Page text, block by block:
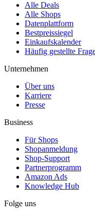
Alle Deals
Alle Shops
Datenplattform
Bestpreissiegel
Einkaufskalender
Häufig gestellte
Unternehmen
Über uns
Karriere
Presse
Business
Für Shops
Shopanmeldung
Shop-Support
Partnerprogramm
Amazon Ads
Knowledge Hub
Folge uns